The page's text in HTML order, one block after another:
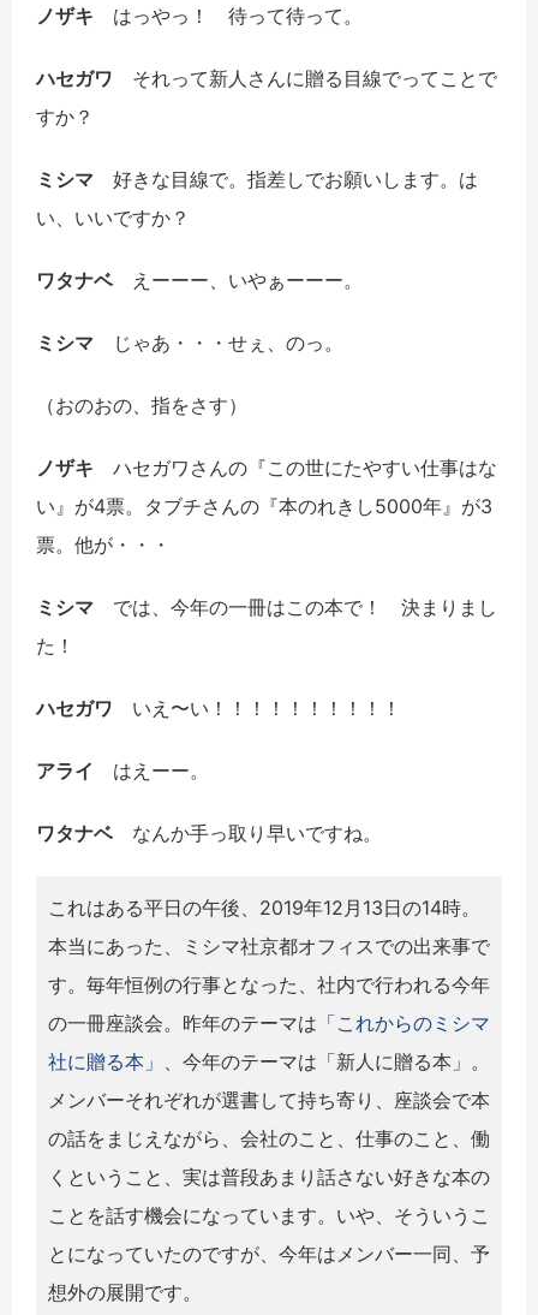
ノザキ はっやっ！ 待って待って。
ハセガワ それって新人さんに贈る目線でってことで
すか？
ミシマ 好きな目線で。指差しでお願いします。は
い、いいですか？
ワタナベえーーー、いやぁーーー。
ミシマ じゃあ・・・せぇ、のっ。
（おのおの、指をさす）
ノザキ ハセガワさんの『この世にたやすい仕事はな
い』が4票。タブチさんの『本のれきし5000年』が3
票。他が・・・
ミシマ では、今年の一冊はこの本で！ 決まりまし
た！
ハセガワ いえ〜い！！！！！！！！！！
アライ はえーー。
ワタナベなんか手っ取り早いですね。
これはある平日の午後、2019年12月13日の14時。
本当にあった、ミシマ社京都オフィスでの出来事で
す。毎年恒例の行事となった、社内で行われる今年
の一冊座談会。昨年のテーマは 「これからのミシマ
社に贈る本」
、今年のテーマは「新人に贈る本」。
メンバーそれぞれが選書して持ち寄り、座談会で本
の話をまじえながら、会社のこと、仕事のこと、働
くということ、実は普段あまり話さない好きな本の
ことを話す機会になっています。いや、そういうこ
とになっていたのですが、今年はメンバー一同、予
想外の展開です。